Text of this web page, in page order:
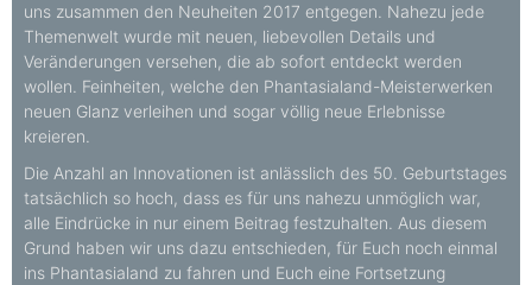
uns zusammen den Neuheiten 2017 entgegen. Nahezu jede
Themenwelt wurde mit neuen, liebevollen Details und
Veränderungen versehen, die ab sofort entdeckt werden
wollen. Feinheiten, welche den Phantasialand-Meisterwerken
neuen Glanz verleihen und sogar völlig neue Erlebnisse
kreieren.
Die Anzahl an Innovationen ist anlässlich des 50. Geburtstages
tatsächlich so hoch, dass es für uns nahezu unmöglich war,
alle Eindrücke in nur einem Beitrag festzuhalten. Aus diesem
Grund haben wir uns dazu entschieden, für Euch noch einmal
ins Phantasialand zu fahren und Euch eine Fortsetzung